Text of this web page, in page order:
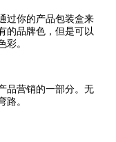
过你的产品包装盒来
的品牌色，但是可以
彩。
品营销的一部分。无
路。